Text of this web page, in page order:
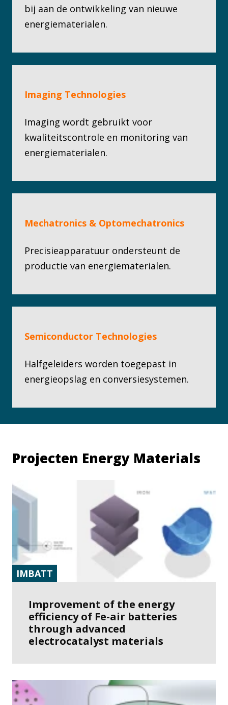
bij aan de ontwikkeling van nieuwe
energiematerialen.
Imaging Technologies
Imaging wordt gebruikt voor
kwaliteitscontrole en monitoring van
energiematerialen.
Mechatronics & Optomechatronics
Precisieapparatuur ondersteunt de
productie van energiematerialen​.
Semiconductor Technologies
Halfgeleiders worden toegepast in
energieopslag en conversiesystemen.
Projecten Energy Materials
IMBATT
Improvement of the energy
efficiency of Fe-air batteries
through advanced
electrocatalyst materials